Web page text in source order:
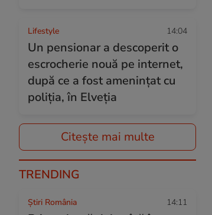
Lifestyle 14:04
Un pensionar a descoperit o
escrocherie nouă pe internet,
după ce a fost amenințat cu
poliția, în Elveția
Citește mai multe
TRENDING
Știri România 14:11